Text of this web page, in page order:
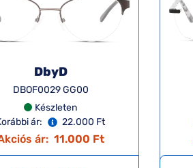
DbyD
DBOF0029 GG00
Készleten
ár:
22.000 Ft
ár: 11.000 Ft